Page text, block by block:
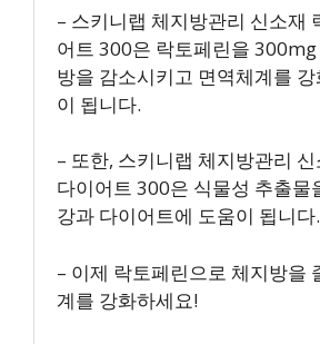
– 스키니랩 체지방관리 신소재
어트 300은 락토페린을
방을 감소시키고 면역체계를
이 됩니다.
– 또한, 스키니랩 체지방관리
다이어트 300은 식물성 추출물
강과 다이어트에 도움이 됩니다.
– 이제 락토페린으로 체지방을
계를 강화하세요!